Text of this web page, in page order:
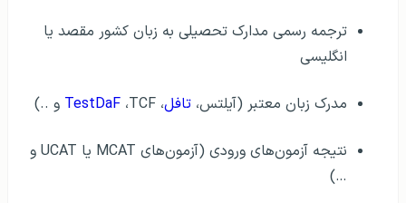
ترجمه رسمی مدارک تحصیلی به زبان کشور مقصد یا
انگلیسی
مدرک زبان معتبر (آیلتس، تافل، TestDaF ،TCF و ..)
نتیجه آزمون‌های ورودی (آزمون‌های MCAT یا UCAT و
…)